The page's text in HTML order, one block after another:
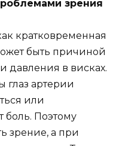
зрения
кратковременная
быть причиной
давления в висках.
глаз артерии
или
боль. Поэтому
зрение, а при